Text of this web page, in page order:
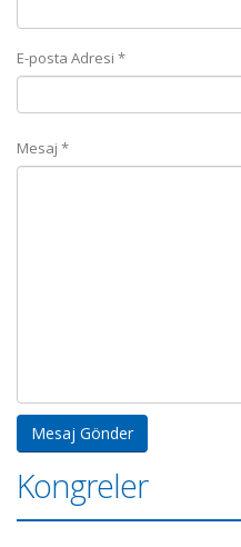
E-posta Adresi *
Mesaj *
Kongreler